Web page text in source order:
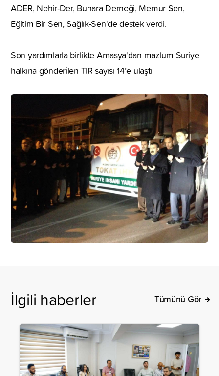
ADER, Nehir-Der, Buhara Derneği, Memur Sen,
Eğitim Bir Sen, Sağlık-Sen'de destek verdi.
Son yardımlarla birlikte Amasya'dan mazlum Suriye
halkına gönderilen TIR sayısı 14’e ulaştı.
İlgili haberler Tümünü Gör